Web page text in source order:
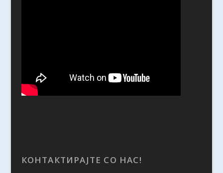
КОНТАКТИРАЈТЕ СО НАС!